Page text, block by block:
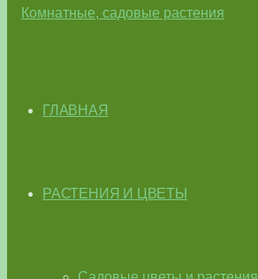
ГЛАВНАЯ
РАСТЕНИЯ И ЦВЕТЫ